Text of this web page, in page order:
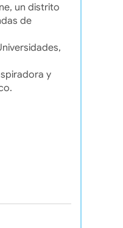
un distrito
de
y